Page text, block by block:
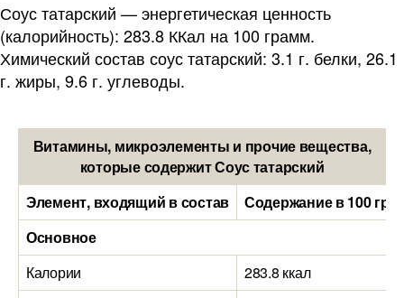
Соус татарский — энергетическая ценность
(калорийность): 283.8 ККал на 100 грамм.
Химический состав соус татарский: 3.1 г. белки, 26.1
г. жиры, 9.6 г. углеводы.
Витамины, микроэлементы и прочие вещества,
которые содержит Соус татарский
Элемент, входящий в состав
Содержание в 100
Основное
Калории
283.8 ккал